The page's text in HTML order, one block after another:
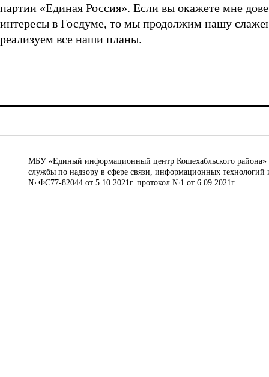
партии «Единая Россия». Если вы окажете мне
интересы в Госдуме, то мы продолжим нашу
реализуем все наши планы.
МБУ «Единый информационный центр Кошехабльского района»
службы по надзору в сфере связи, информационных
№ ФС77-82044 от 5.10.2021г. протокол №1 от 6.09.2021г